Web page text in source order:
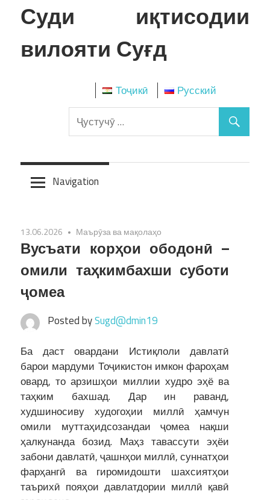
Skip
to
Суди иқтисодии
вилояти Суғд
Тоҷикӣ Русский
Navigation
13.06.2026 Маърӯза ва мақолаҳо
Вусъати корҳои ободонӣ –
омили таҳкимбахши суботи
ҷомеа
Posted bySugd@dmin19
Ба даст овардани Истиқлоли давлатӣ
барои мардуми Тоҷикистон имкон фароҳам
овард, то арзишҳои миллии худро эҳё ва
таҳким бахшад. Дар ин раванд,
худшиносиву худогоҳии миллӣ ҳамчун
омили муттаҳидсозандаи ҷомеа нақши
ҳалкунанда бозид. Маҳз тавассути эҳёи
забони давлатӣ, ҷашнҳои миллӣ, суннатҳои
фарҳангӣ ва гиромидошти шахсиятҳои
таърихӣ пояҳои давлатдории миллӣ қавӣ